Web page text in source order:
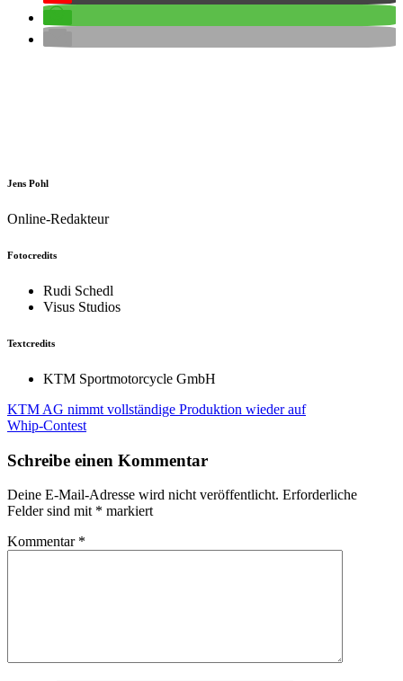
Jens Pohl
Online-Redakteur
Fotocredits
Rudi Schedl
Visus Studios
Textcredits
KTM Sportmotorcycle GmbH
Beitragsnavigation
KTM AG nimmt vollständige Produktion wieder auf
Whip-Contest
Schreibe einen Kommentar
Deine E-Mail-Adresse wird nicht veröffentlicht. Erforderliche
Felder sind mit * markiert
Kommentar *